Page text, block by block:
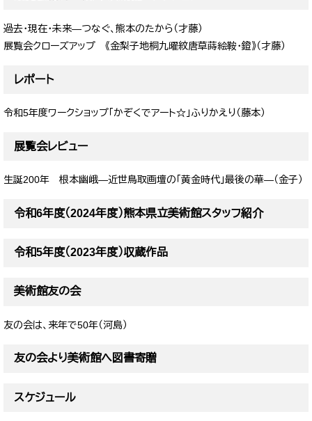
過去・現在・未来―つなぐ、熊本のたから（才藤）
展覧会クローズアップ 《金梨子地桐九曜紋唐草蒔絵鞍・鐙》（才藤）
レポート
令和5年度ワークショップ「かぞくでアート☆」ふりかえり（藤本）
展覧会レビュー
生誕200年 根本幽峨—近世鳥取画壇の「黄金時代」最後の華—（金子）
令和6年度（2024年度）熊本県立美術館スタッフ紹介
令和5年度（2023年度）収蔵作品
美術館友の会
友の会は、来年で50年（河島）
友の会より美術館へ図書寄贈
スケジュール